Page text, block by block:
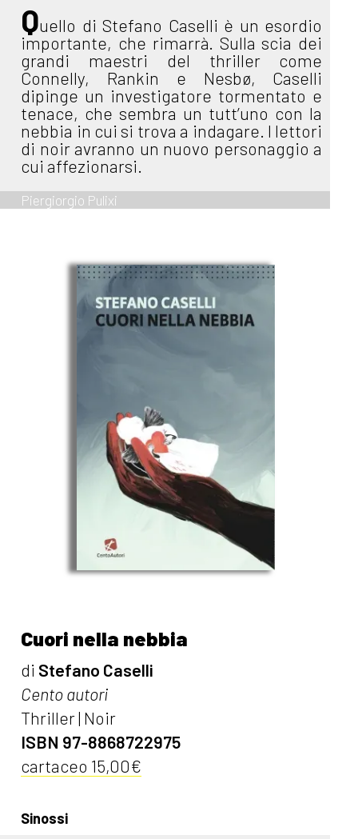
Quello di Stefano Caselli è un esordio
importante, che rimarrà. Sulla scia dei
grandi maestri del thriller come
Connelly, Rankin e Nesbø, Caselli
dipinge un investigatore tormentato e
tenace, che sembra un tutt’uno con la
nebbia in cui si trova a indagare. I lettori
di noir avranno un nuovo personaggio a
cui affezionarsi.
Piergiorgio Pulixi
Cuori nella nebbia
di Stefano Caselli
Cento autori
Thriller | Noir
ISBN 97-8868722975
cartaceo 15,00€
Sinossi